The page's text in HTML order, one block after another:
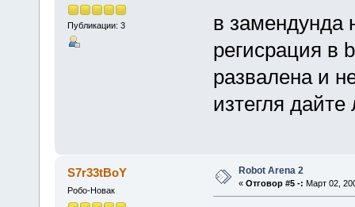
Публикации: 3
в замендунда
регисрация в
развалена и
изтегля дайте
S7r33tBoY
Робо-Новак
Robot Arena 2
« Отговор #5 -: Март 02,